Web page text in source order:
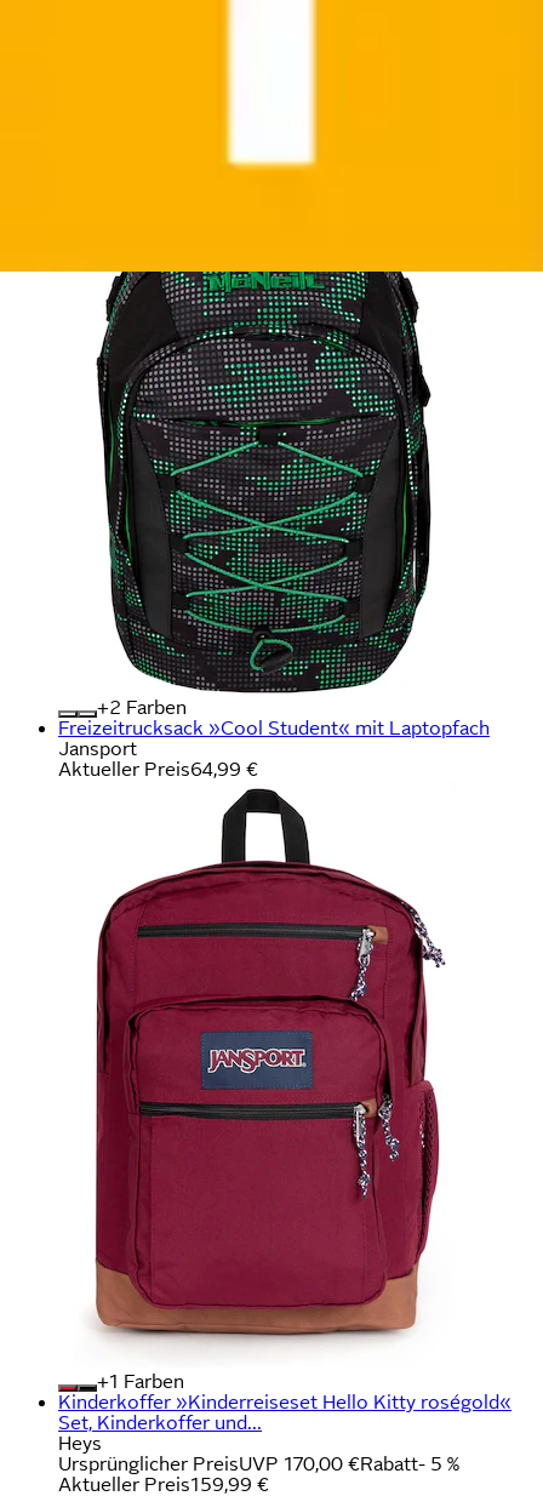
+
Farben
Freizeitrucksack »Cool Student« mit Laptopfach
Jansport
Aktueller Preis64,99 €
+
Farben
Kinderkoffer »Kinderreiseset Hello Kitty roségold«
Set, Kinderkoffer und...
Heys
Ursprünglicher PreisUVP 170,00 €Rabatt- 5 %
Aktueller Preis159,99 €